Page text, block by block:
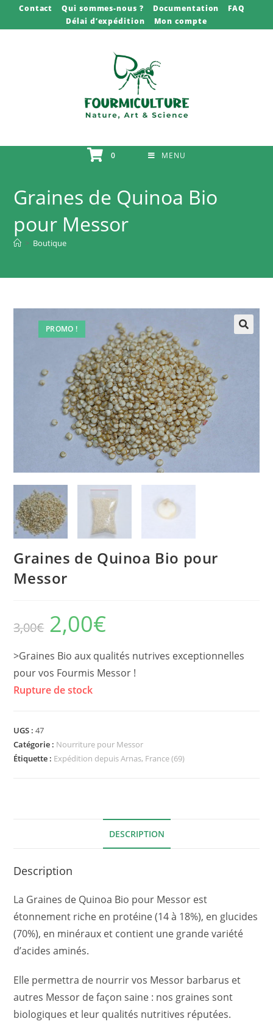
Contact Qui sommes-nous ? Documentation
FAQ
Délai d’expédition
Mon compte
0 MENU
Graines de Quinoa Bio
pour Messor
> Boutique
PROMO !
Graines de Quinoa Bio pour
Messor
3,00€
Le
prix
initial
3,00€.
2,00€
2,00€.
>Graines Bio aux qualités nutrives exceptionnelles
pour vos Fourmis Messor !
Rupture de stock
UGS :47
Catégorie : Nourriture pour Messor
Étiquette : Expédition depuis Arnas, France (69)
DESCRIPTION
Description
La Graines de Quinoa Bio pour Messor est
étonnement riche en protéine (14 à 18%), en glucides
(70%), en minéraux et contient une grande variété
d’acides aminés.
Elle permettra de nourrir vos Messor barbarus et
autres Messor de façon saine : nos graines sont
biologiques et leur qualités nutritives réputées.